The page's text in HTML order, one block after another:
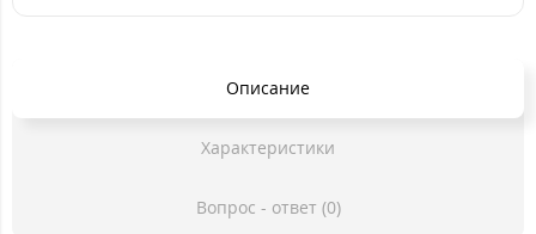
Описание
Характеристики
Вопрос - ответ (0)